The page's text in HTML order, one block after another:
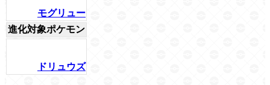
モグリュー
進化対象ポケモン
ドリュウズ